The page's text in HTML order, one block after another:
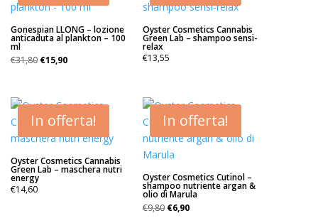
Gonespian LLONG – lozione
anticaduta al plankton – 100
ml
€31,80 Il
era:
€31,80.
€15,90Il
€15,90.
Oyster Cosmetics Cannabis
Green Lab – shampoo sensi-
relax
€13,55
In offerta!
Oyster Cosmetics Cannabis
Green Lab – maschera nutri
energy
€14,60
In offerta!
Oyster Cosmetics Cutinol –
shampoo nutriente argan &
olio di Marula
€9,80 Il
€6,90Il